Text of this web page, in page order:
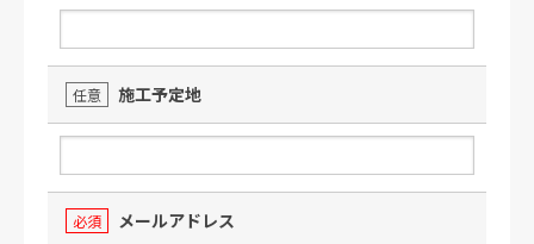
任意 施工予定地
必須 メールアドレス